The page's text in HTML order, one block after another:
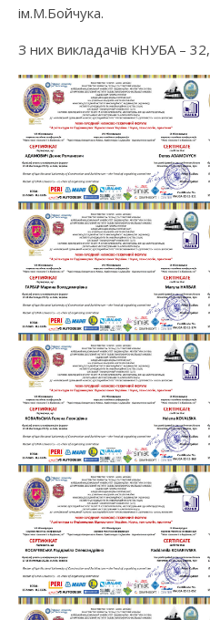
ім.М.Бойчука.
З них викладачів КНУБА – 32,